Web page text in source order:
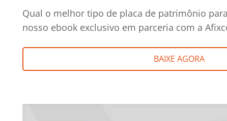
Qual o melhor tipo de placa de patrimônio
nosso ebook exclusivo em parceria com a
BAIXE AGORA